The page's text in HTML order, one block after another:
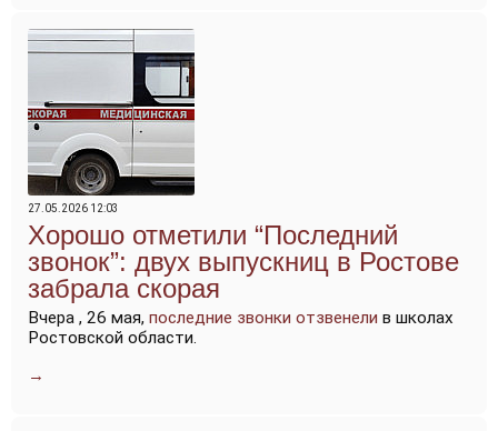
27.05.2026 12:03
Хорошо отметили “Последний
звонок”: двух выпускниц в Ростове
забрала скорая
Вчера , 26 мая, последние звонки отзвенели в школах
Ростовской области.
→